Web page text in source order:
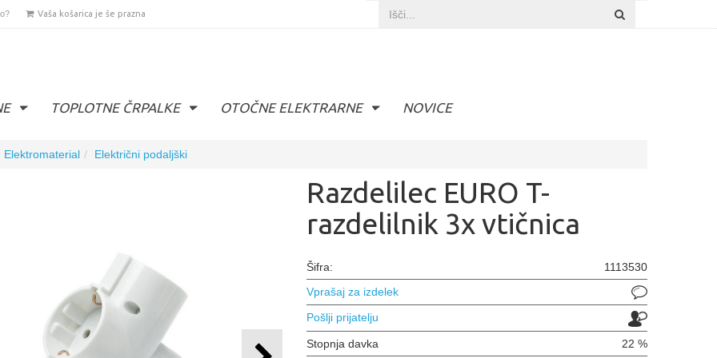
Vaša košarica je še prazna
TOPLOTNE ČRPALKE OTOČNE ELEKTRARNE NOVICE
Elektromaterial Električni podaljški
Razdelilec EURO T-
razdelilnik 3x vtičnica
Šifra:
1113530
Vprašaj za izdelek
Pošlji prijatelju
Stopnja davka 22 %